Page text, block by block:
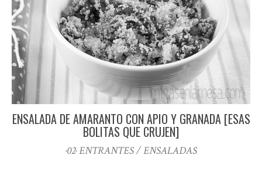
ENSALADA DE AMARANTO CON APIO Y GRANADA [ESAS
BOLITAS QUE CRUJEN]
·02· ENTRANTES / ENSALADAS